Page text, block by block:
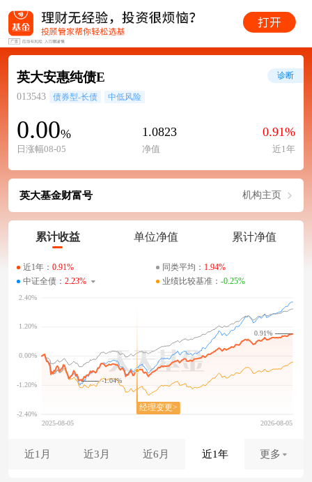
英大安惠纯债E
013543 债券型-长债 中低风险
0.00%
日涨幅08-05
1.0823
净值
0.91%
近1年
诊断
英大基金财富号 机构主页
累计收益 单位净值 累计净值
近1年： 0.91% 同类平均： 1.94%
中证全债： 2.23% 业绩比较基准： -0.25%
-1.04%
0.91%
近1月 近3月 近6月 近1年 更多